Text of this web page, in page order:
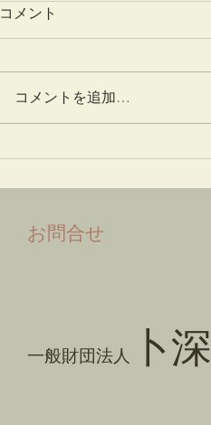
姫百合
コメント
コメントを追加…
​お問合せ
一般財団法人 卜